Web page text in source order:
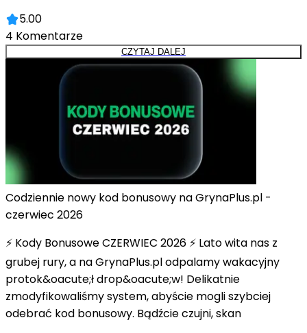
5.00
4 Komentarze
CZYTAJ DALEJ
Codziennie nowy kod bonusowy na GrynaPlus.pl -
czerwiec 2026
⚡ Kody Bonusowe CZERWIEC 2026 ⚡ Lato wita nas z
grubej rury, a na GrynaPlus.pl odpalamy wakacyjny
protok&oacute;ł drop&oacute;w! Delikatnie
zmodyfikowaliśmy system, abyście mogli szybciej
odebrać kod bonusowy. Bądźcie czujni, skan